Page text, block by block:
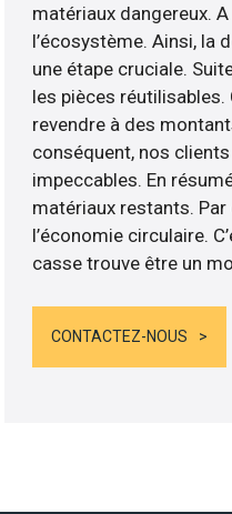
matériaux dangereux.
l’écosystème. Ainsi, la
une étape cruciale.
les pièces
revendre à des
conséquent, nos
impeccables. En
matériaux restants.
l’économie circulaire.
casse trouve être un
CONTACTEZ-NOUS